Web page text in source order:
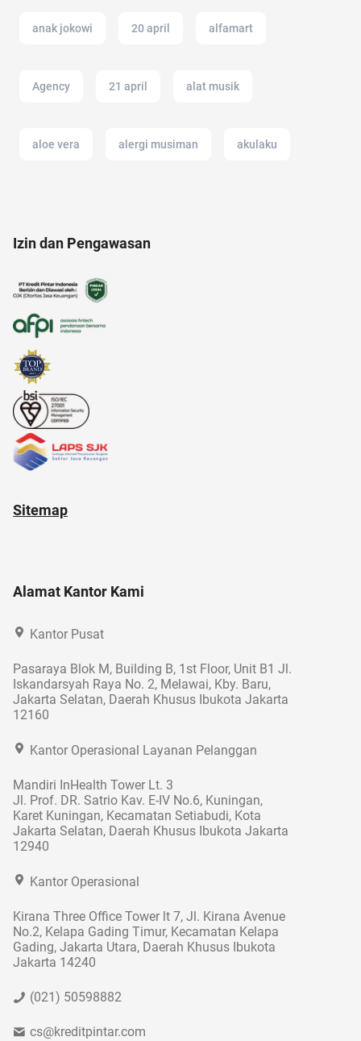
anak jokowi 20 april alfamart
Agency 21 april alat musik
aloe vera alergi musiman akulaku
alzheimer
Izin dan Pengawasan
Sitemap
Alamat Kantor Kami
Kantor Pusat
Pasaraya Blok M, Building B, 1st Floor, Unit B1 Jl.
Iskandarsyah Raya No. 2, Melawai, Kby. Baru,
Jakarta Selatan, Daerah Khusus Ibukota Jakarta
12160
Kantor Operasional Layanan Pelanggan
Mandiri InHealth Tower Lt. 3
Jl. Prof. DR. Satrio Kav. E-IV No.6, Kuningan,
Karet Kuningan, Kecamatan Setiabudi, Kota
Jakarta Selatan, Daerah Khusus Ibukota Jakarta
12940
Kantor Operasional
Kirana Three Office Tower lt 7, Jl. Kirana Avenue
No.2, Kelapa Gading Timur, Kecamatan Kelapa
Gading, Jakarta Utara, Daerah Khusus Ibukota
Jakarta 14240
(021) 50598882
cs@kreditpintar.com